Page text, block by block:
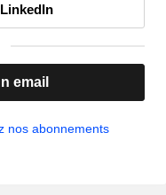
email
nos abonnements